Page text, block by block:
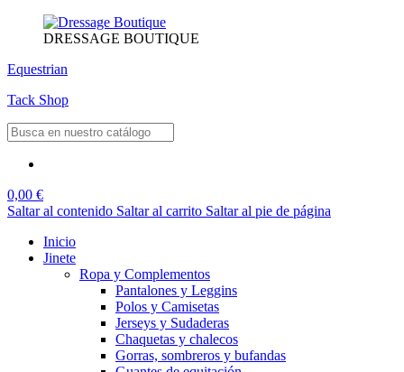
DRESSAGE BOUTIQUE
Equestrian
Tack Shop
0,00 €
Saltar al contenido Saltar al carrito Saltar al pie de página
Inicio
Jinete
Ropa y Complementos
Pantalones y Leggins
Polos y Camisetas
Jerseys y Sudaderas
Chaquetas y chalecos
Gorras, sombreros y bufandas